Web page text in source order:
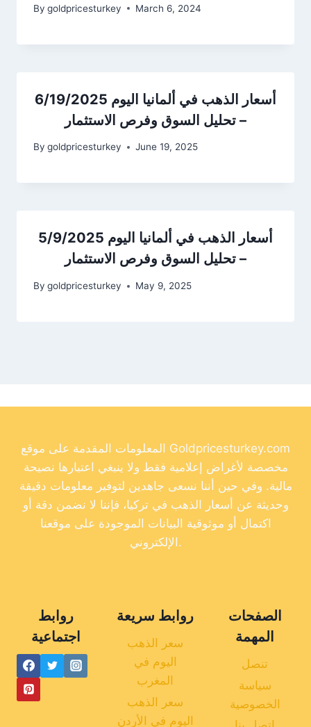
By goldpricesturkey March 6, 2024
أسعار الذهب في ألمانيا اليوم 6/19/2025
– تحليل السوق وفرص الاستثمار
By goldpricesturkey June 19, 2025
أسعار الذهب في ألمانيا اليوم 5/9/2025
– تحليل السوق وفرص الاستثمار
By goldpricesturkey May 9, 2025
المعلومات المقدمة على موقع Goldpricesturkey.com
مخصصة لأغراض إعلامية فقط ولا ينبغي اعتبارها نصيحة
مالية. وفي حين أننا نسعى جاهدين لتوفير معلومات دقيقة
وحديثة عن أسعار الذهب في تركيا، فإننا لا نضمن دقة أو
اكتمال أو موثوقية البيانات الموجودة على موقعنا
الإلكتروني.
روابط
اجتماعية
روابط سريعة
سعر الذهب
اليوم في
المغرب
سعر الذهب
اليوم في الأردن
الصفحات
المهمة
تنصل
سياسة
الخصوصية